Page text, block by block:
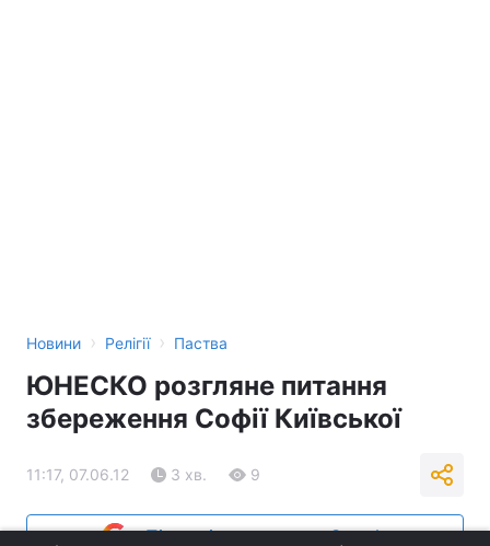
Новини › Релігії › Паства
ЮНЕСКО розгляне питання
збереження Софії Київської
11:17, 07.06.12 3 хв. 9
Підпишіться на нас в Google